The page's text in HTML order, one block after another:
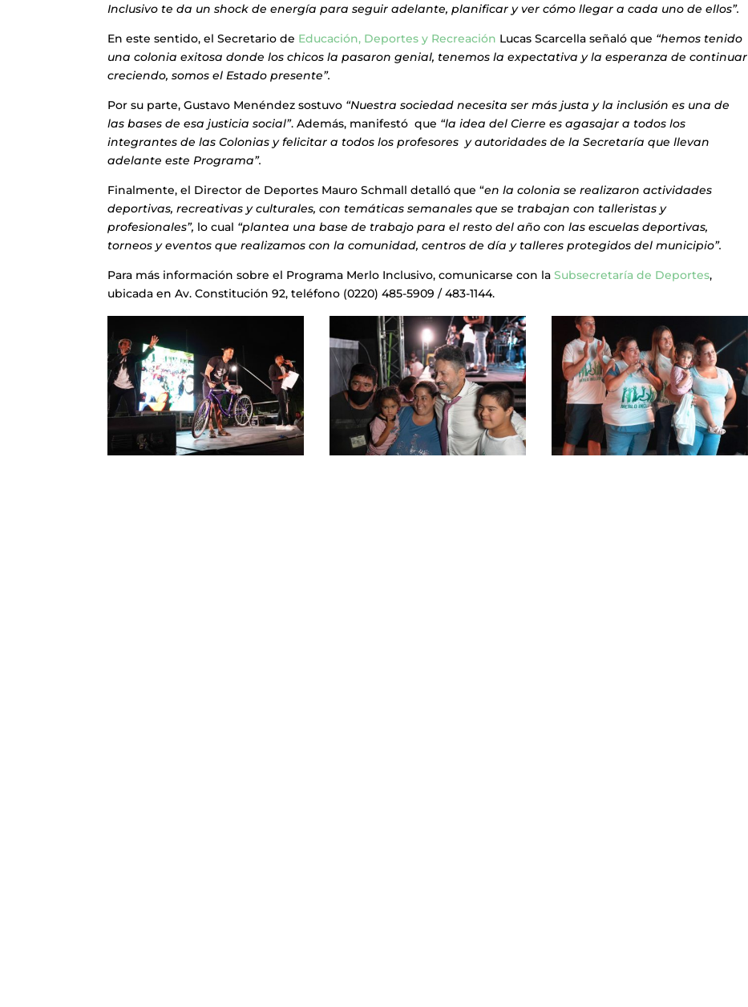
Inclusivo te da un shock de energía para seguir adelante, planificar y ver cómo llegar a cada uno de ellos”.
En este sentido, el Secretario de Educación, Deportes y Recreación Lucas Scarcella señaló que “hemos tenido
una colonia exitosa donde los chicos la pasaron genial, tenemos la expectativa y la esperanza de continuar
creciendo, somos el Estado presente”.
Por su parte, Gustavo Menéndez sostuvo “Nuestra sociedad necesita ser más justa y la inclusión es una de
las bases de esa justicia social”. Además, manifestó que “la idea del Cierre es agasajar a todos los
integrantes de las Colonias y felicitar a todos los profesores y autoridades de la Secretaría que llevan
adelante este Programa”.
Finalmente, el Director de Deportes Mauro Schmall detalló que “en la colonia se realizaron actividades
deportivas, recreativas y culturales, con temáticas semanales que se trabajan con talleristas y
profesionales”, lo cual “plantea una base de trabajo para el resto del año con las escuelas deportivas,
torneos y eventos que realizamos con la comunidad, centros de día y talleres protegidos del municipio”.
Para más información sobre el Programa Merlo Inclusivo, comunicarse con laSubsecretaría de Deportes,
ubicada en Av. Constitución 92, teléfono (0220) 485-5909 / 483-1144.